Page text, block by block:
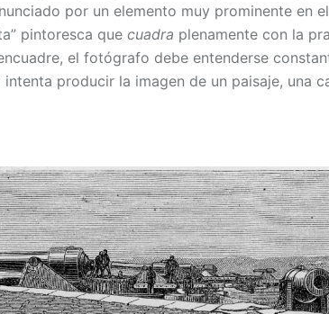
por un elemento muy prominente en
pintoresca que cuadra plenamente con la
el fotógrafo debe entenderse
producir la imagen de un paisaje, una